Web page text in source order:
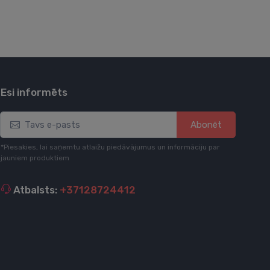
Esi informēts
Abonēt
*Piesakies, lai saņemtu atlaižu piedāvājumus un informāciju par
jauniem produktiem
Atbalsts: +37128724412